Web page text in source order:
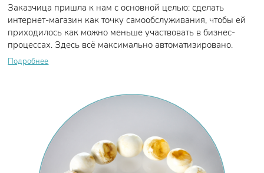
Заказчица пришла к нам с основной целью: сделать
интернет-магазин как точку самообслуживания, чтобы ей
приходилось как можно меньше участвовать в бизнес-
процессах. Здесь всё максимально автоматизировано.
Подробнее